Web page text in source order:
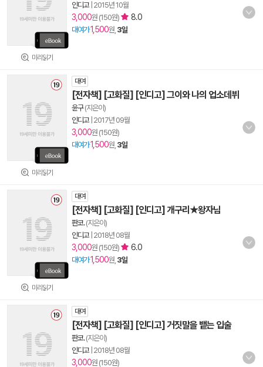
미리읽기
인디고| 2015년 10월
3,000원 (150원) 8.0
대여가1,500원, 3일
미리읽기
대여
[전자책] [고화질] [인디고] 그이와 나의 업소데뷔
윤구(지은이)
인디고| 2017년 09월
3,000원 (150원)
대여가1,500원, 3일
미리읽기
대여
[전자책] [고화질] [인디고] 개구리★왕자님
판코.(지은이)
인디고| 2018년 08월
3,000원 (150원) 6.0
대여가1,500원, 3일
대여
[전자책] [고화질] [인디고] 거짓말을 뱉는 입술
판코.(지은이)
인디고| 2018년 08월
3,000원 (150원)